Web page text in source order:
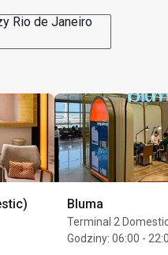
Rio de Janeiro
Bluma
Terminal 2
Godziny: 06:00 -